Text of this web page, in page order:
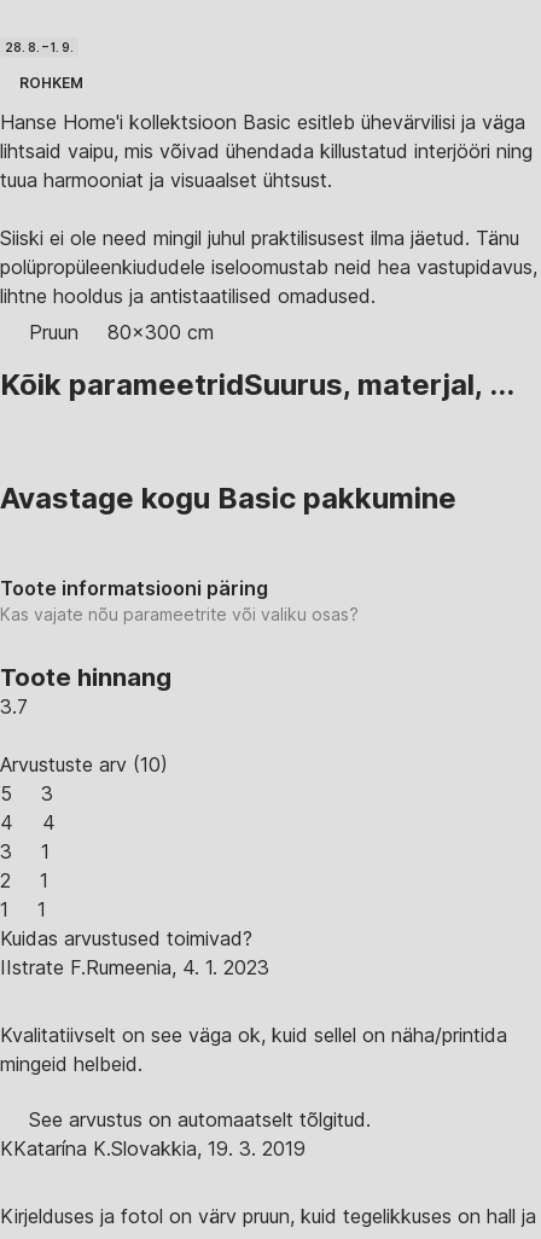
28. 8. – 1. 9.
ROHKEM
Hanse Home'i kollektsioon Basic esitleb ühevärvilisi ja väga
lihtsaid vaipu, mis võivad ühendada killustatud interjööri ning
tuua harmooniat ja visuaalset ühtsust.
Siiski ei ole need mingil juhul praktilisusest ilma jäetud. Tänu
polüpropüleenkiududele iseloomustab neid hea vastupidavus,
lihtne hooldus ja antistaatilised omadused.
Pruun
80x300 cm
Kõik parameetridSuurus, materjal, ...
Avastage kogu Basic pakkumine
Toote informatsiooni päring
Kas vajate nõu parameetrite või valiku osas?
Toote hinnang
3.7
Arvustuste arv (10)
5
3
4
4
3
1
2
1
1
1
Kuidas arvustused toimivad?
IIstrate F.Rumeenia, 4. 1. 2023
Kvalitatiivselt on see väga ok, kuid sellel on näha/printida
mingeid helbeid.
See arvustus on automaatselt tõlgitud.
KKatarína K.Slovakkia, 19. 3. 2019
Kirjelduses ja fotol on värv pruun, kuid tegelikkuses on hall ja